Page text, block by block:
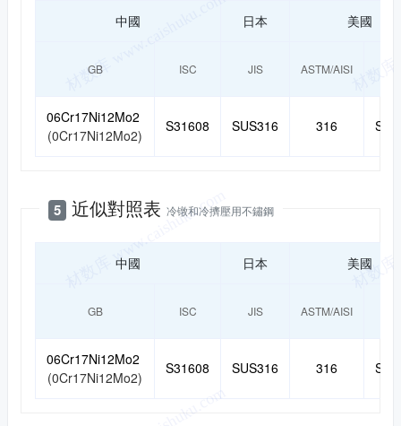
中國 日本 美國
GB ISC JIS ASTM/AISI
06Cr17Ni12Mo2
(0Cr17Ni12Mo2)
S31608 SUS316 316
5 近似對照表 冷镦和冷擠壓用不鏽鋼
中國 日本 美國
GB ISC JIS ASTM/AISI
06Cr17Ni12Mo2
(0Cr17Ni12Mo2)
S31608 SUS316 316